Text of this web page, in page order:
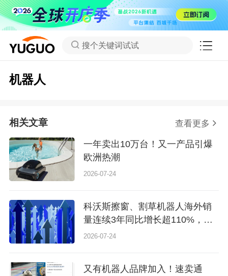
搜个关键词试试
机器人
相关文章 查看更多
一年卖出10万台！又一产品引爆
欧洲热潮
2026-07-24
科沃斯擦窗、割草机器人海外销
量连续3年同比增长超110%，带
动公司整体增长15%以上
2026-07-24
又有机器人品牌加入！速卖通